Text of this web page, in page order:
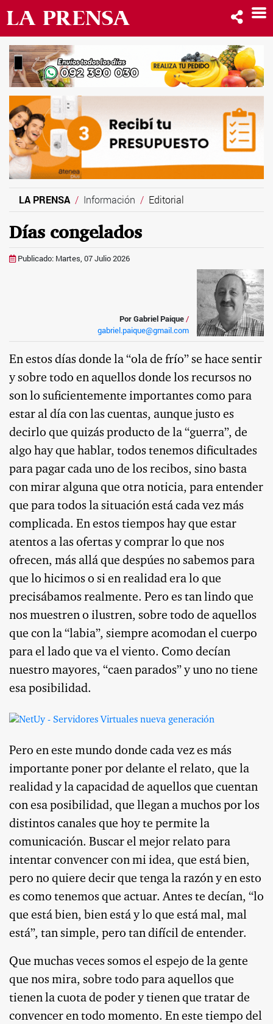
LA PRENSA Información Editorial
Días congelados
Publicado: Martes, 07 Julio 2026
Por Gabriel Paique /
gabriel.paique@gmail.com
En estos días donde la “ola de frío” se hace sentir
y sobre todo en aquellos donde los recursos no
son lo suficientemente importantes como para
estar al día con las cuentas, aunque justo es
decirlo que quizás producto de la “guerra”, de
algo hay que hablar, todos tenemos dificultades
para pagar cada uno de los recibos, sino basta
con mirar alguna que otra noticia, para entender
que para todos la situación está cada vez más
complicada. En estos tiempos hay que estar
atentos a las ofertas y comprar lo que nos
ofrecen, más allá que despúes no sabemos para
que lo hicimos o si en realidad era lo que
precisábamos realmente. Pero es tan lindo que
nos muestren o ilustren, sobre todo de aquellos
que con la “labia”, siempre acomodan el cuerpo
para el lado que va el viento. Como decían
nuestro mayores, “caen parados” y uno no tiene
esa posibilidad.
Pero en este mundo donde cada vez es más
importante poner por delante el relato, que la
realidad y la capacidad de aquellos que cuentan
con esa posibilidad, que llegan a muchos por los
distintos canales que hoy te permite la
comunicación. Buscar el mejor relato para
intentar convencer con mi idea, que está bien,
pero no quiere decir que tenga la razón y en esto
es como tenemos que actuar. Antes te decían, “lo
que está bien, bien está y lo que está mal, mal
está”, tan simple, pero tan difícil de entender.
Que muchas veces somos el espejo de la gente
que nos mira, sobre todo para aquellos que
tienen la cuota de poder y tienen que tratar de
convencer en todo momento. En este tiempo del